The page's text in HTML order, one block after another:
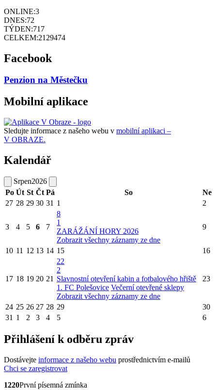
ONLINE:3
DNES:72
TÝDEN:717
CELKEM:2129474
Facebook
Penzion na Městečku
Mobilní aplikace
Sledujte informace z našeho webu v mobilní aplikaci –
V OBRAZE.
Kalendář
Srpen2026
Po Út St Čt Pá So
Ne
27 28 29 30 31 1 2
3 4 5 6 7
8
1
ZARÁŽÁNÍ HORY 2026
Zobrazit všechny záznamy ze dne
9
10 11 12 13 14 15 16
17 18 19 20 21
22
2
Slavnostní otevření kabin a fotbalového hřiště
1. FC Polešovice Večerní otevřené sklepy
Zobrazit všechny záznamy ze dne
23
24 25 26 27 28 29
30
31 1 2 3 4 5 6
Přihlášení k odběru zpráv
Dostávejte informace z našeho webu prostřednictvím e-mailů
Chci se zaregistrovat
1220První písemná zmínka